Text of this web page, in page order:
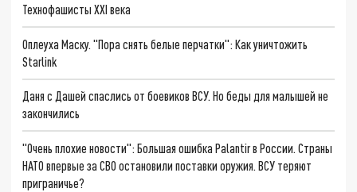
Технофашисты XXI века
Оплеуха Маску. "Пора снять белые перчатки": Как уничтожить
Starlink
Даня с Дашей спаслись от боевиков ВСУ. Но беды для малышей не
закончились
"Очень плохие новости": Большая ошибка Palantir в России. Страны
НАТО впервые за СВО остановили поставки оружия. ВСУ теряют
приграничье?